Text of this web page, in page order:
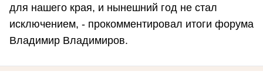
для нашего края, и нынешний год не стал
исключением, - прокомментировал итоги форума
Владимир Владимиров.